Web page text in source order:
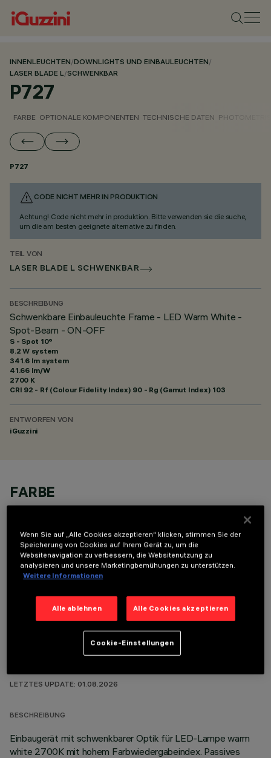
INNENLEUCHTEN/DOWNLIGHTS UND EINBAULEUCHTEN/
LASER BLADE L/SCHWENKBAR
P727
FARBE OPTIONALE KOMPONENTEN TECHNISCHE DATEN
P727
CODE NICHT MEHR IN PRODUKTION
Achtung! Code nicht mehr in produktion. Bitte verwenden sie die suche,
um die am besten geeignete alternative zu finden.
TEIL VON
LASER BLADE L SCHWENKBAR
BESCHREIBUNG
Schwenkbare Einbauleuchte Frame - LED Warm White -
Spot-Beam - ON-OFF
S - Spot 10°
8.2 W system
341.6 lm system
41.66 lm/W
2700 K
CRI 92 - Rf (Colour Fidelity Index) 90 - Rg (Gamut Index) 103
ENTWORFEN VON
iGuzzini
FARBE
OPTIONALE KOMPONENTEN
LETZTES UPDATE: 01.08.2026
BESCHREIBUNG
Einbaugerät mit schwenkbarer Optik für LED-Lampe warm
white 2700K mit hohem Farbwiedergabeindex. Passives
Wenn Sie auf „Alle Cookies akzeptieren“ klicken, stimmen Sie der
Speicherung von Cookies auf Ihrem Gerät zu, um die
Websitenavigation zu verbessern, die Websitenutzung zu
analysieren und unsere Marketingbemühungen zu unterstützen.
Weitere Informationen
Alle ablehnen Alle Cookies akzeptieren
Cookie-Einstellungen